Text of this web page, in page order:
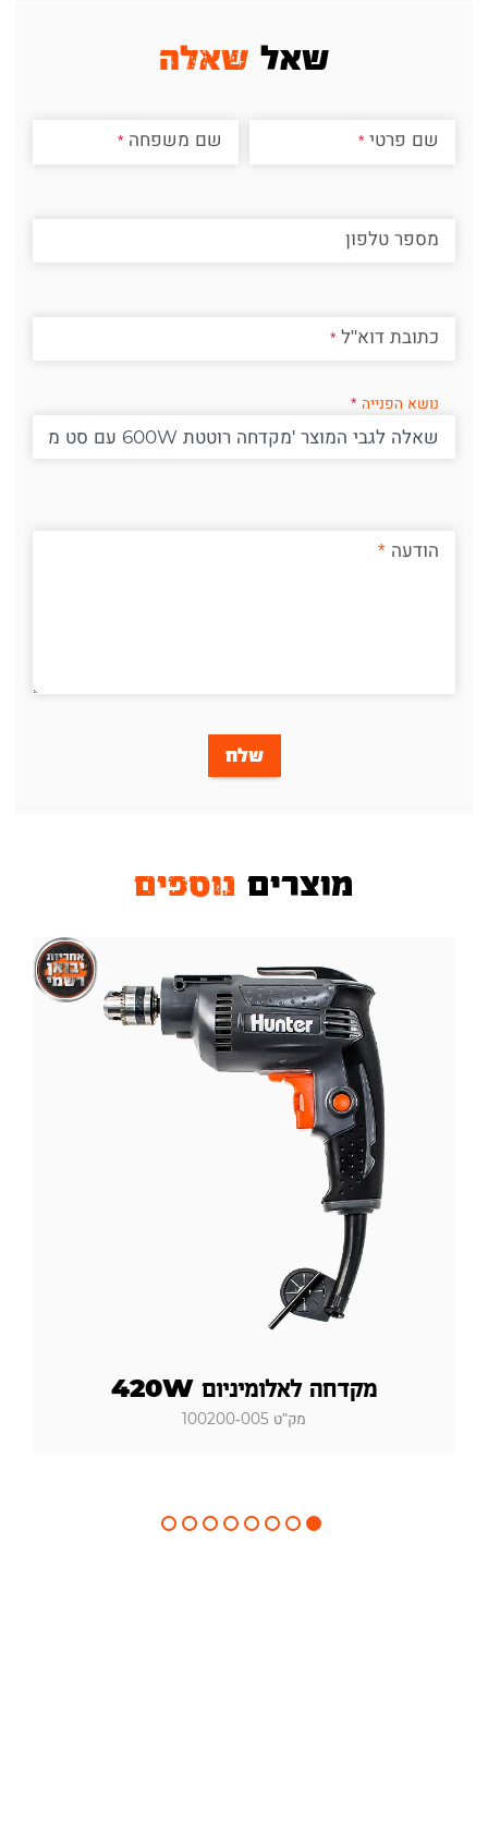
שאל שאלה
שם פרטי שם משפחה
מספר טלפון
כתובת דוא"ל
נושא הפנייה
הודעה
שלח
מוצרים נוספים
מקדחה לאלומיניום 420W
מק"ט 100200-005